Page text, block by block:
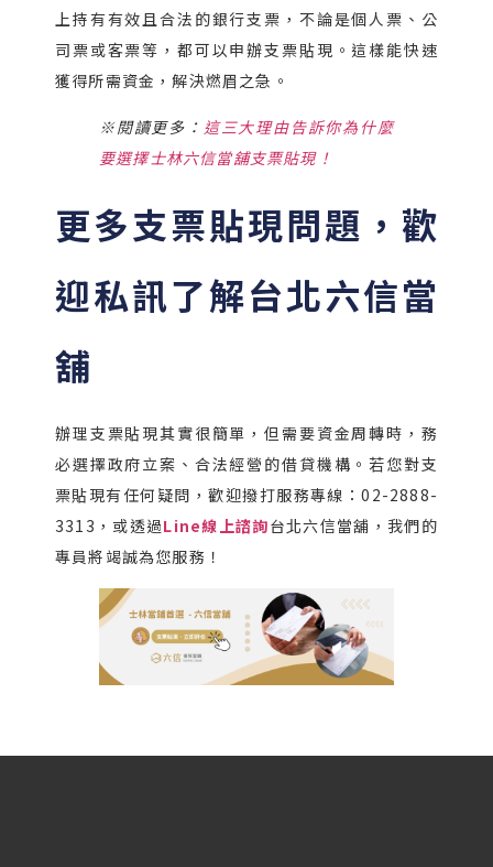
上持有有效且合法的銀行支票，不論是個人票、公
司票或客票等，都可以申辦支票貼現。這樣能快速
獲得所需資金，解決燃眉之急。
※閱讀更多： 這三大理由告訴你為什麼
要選擇士林六信當舖支票貼現！
更多支票貼現問題，歡
迎私訊了解台北六信當
舖
辦理支票貼現其實很簡單，但需要資金周轉時，務
必選擇政府立案、合法經營的借貸機構。若您對支
票貼現有任何疑問，歡迎撥打服務專線：02-2888-
3313，或透過Line線上諮詢台北六信當舖，我們的
專員將竭誠為您服務！